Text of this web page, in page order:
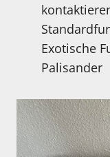
Exotische
Palisander